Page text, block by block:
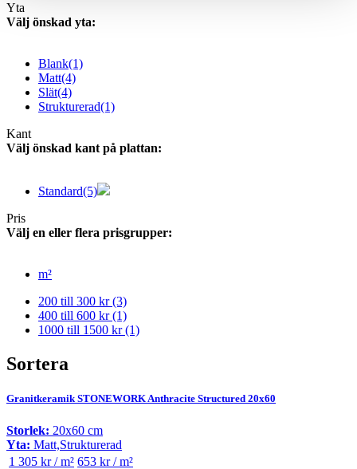
Yta
Välj önskad yta:
Blank(1)
Matt(4)
Slät(4)
Strukturerad(1)
Kant
Välj önskad kant på plattan:
Standard(5)
Pris
Välj en eller flera prisgrupper:
m²
200 till 300 kr(3)
400 till 600 kr(1)
1000 till 1500 kr(1)
Sortera
Granitkeramik STONEWORK Anthracite Structured 20x60
Storlek: 20x60 cm
Yta: Matt,Strukturerad
1 305 kr / m² 653 kr / m²